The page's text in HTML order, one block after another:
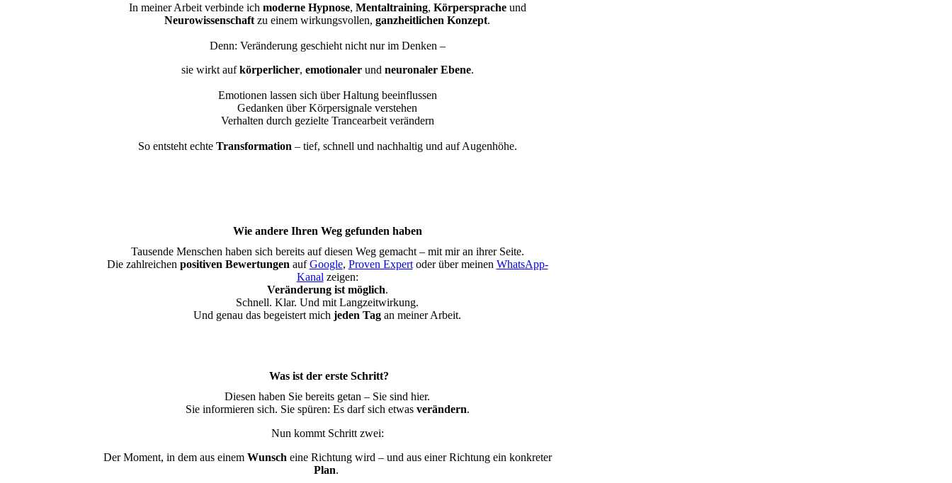
In meiner Arbeit verbinde ich moderne Hypnose, Mentaltraining, Körperspracheund
Neurowissenschaft zu einem wirkungsvollen, ganzheitlichen Konzept.
Denn: Veränderung geschieht nicht nur im Denken –
sie wirkt aufkörperlicher, emotionalerund neuronaler Ebene.
Emotionen lassen sich über Haltung beeinflussen
Gedanken über Körpersignale verstehen
Verhalten durch gezielte Trancearbeit verändern
So entsteht echte Transformation – tief, schnell und nachhaltig und auf Augenhöhe.
Wie andere Ihren Weg gefunden haben
Tausende Menschen haben sich bereits auf diesen Weg gemacht – mit mir an ihrer Seite.
Die zahlreichen positiven Bewertungen aufGoogle, Proven Expertoder über meinen WhatsApp-
Kanal zeigen:
Veränderung ist möglich.
Schnell. Klar. Und mit Langzeitwirkung.
Und genau das begeistert mich jeden Tag an meiner Arbeit.
Was ist der erste Schritt?
Diesen haben Sie bereits getan – Sie sind hier.
Sie informieren sich. Sie spüren: Es darf sich etwas verändern.
Nun kommt Schritt zwei:
Der Moment, in dem aus einem Wunsch eine Richtung wird – und aus einer Richtung ein konkreter
Plan.